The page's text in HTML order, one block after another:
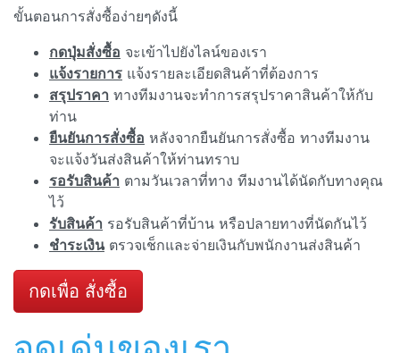
ขั้นตอนการสั่งซื้อง่ายๆดังนี้
กดปุ่มสั่งซื้อ จะเข้าไปยังไลน์ของเรา
แจ้งรายการ แจ้งรายละเอียดสินค้าที่ต้องการ
สรุปราคา ทางทีมงานจะทำการสรุปราคาสินค้าให้กับ
ท่าน
ยืนยันการสั่งซื้อ หลังจากยืนยันการสั่งซื้อ ทางทีมงาน
จะแจ้งวันส่งสินค้าให้ท่านทราบ
รอรับสินค้า ตามวันเวลาที่ทาง ทีมงานได้นัดกับทางคุณ
ไว้
รับสินค้า รอรับสินค้าที่บ้าน หรือปลายทางที่นัดกันไว้
ชำระเงินตรวจเช็กและจ่ายเงินกับพนักงานส่งสินค้า
กดเพื่อ สั่งซื้อ